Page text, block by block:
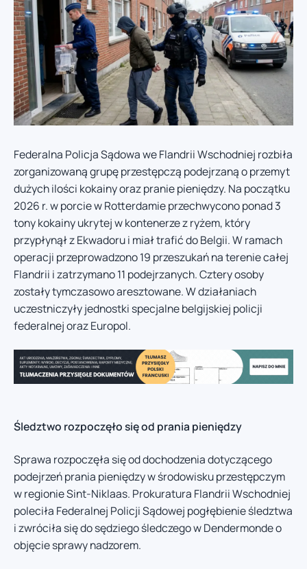
Federalna Policja Sądowa we Flandrii Wschodniej rozbiła
zorganizowaną grupę przestępczą podejrzaną o przemyt
dużych ilości kokainy oraz pranie pieniędzy. Na początku
2026 r. w porcie w Rotterdamie przechwycono ponad 3
tony kokainy ukrytej w kontenerze z ryżem, który
przypłynął z Ekwadoru i miał trafić do Belgii. W ramach
operacji przeprowadzono 19 przeszukań na terenie całej
Flandrii i zatrzymano 11 podejrzanych. Cztery osoby
zostały tymczasowo aresztowane. W działaniach
uczestniczyły jednostki specjalne belgijskiej policji
federalnej oraz Europol.
Śledztwo rozpoczęło się od prania pieniędzy
Sprawa rozpoczęła się od dochodzenia dotyczącego
podejrzeń prania pieniędzy w środowisku przestępczym
w regionie Sint-Niklaas. Prokuratura Flandrii Wschodniej
poleciła Federalnej Policji Sądowej pogłębienie śledztwa
i zwróciła się do sędziego śledczego w Dendermonde o
objęcie sprawy nadzorem.